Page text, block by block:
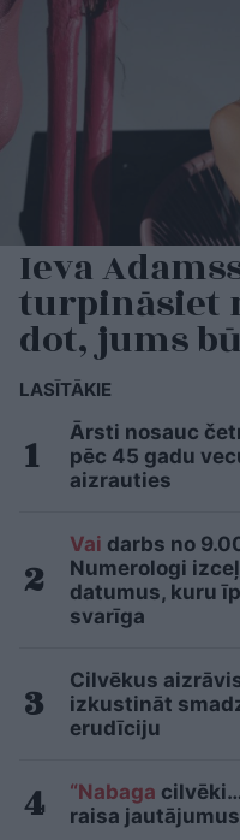
Ieva
turpināsiet
dot, jums
LASĪTĀKIE
Ārsti nosauc
pēc 45 gadu
aizrauties
Vai darbs no
Numerologi
datumus, kuru
svarīga
Cilvēkus
izkustināt
erudīciju
“Nabaga
raisa